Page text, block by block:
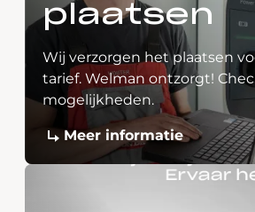
plaatsen
Wij verzorgen het plaatsen
tarief. Welman ontzorgt!
mogelijkheden.
Meer informatie